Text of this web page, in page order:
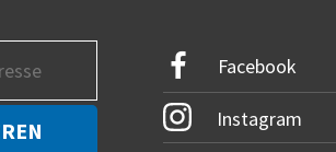
Facebook
Instagram